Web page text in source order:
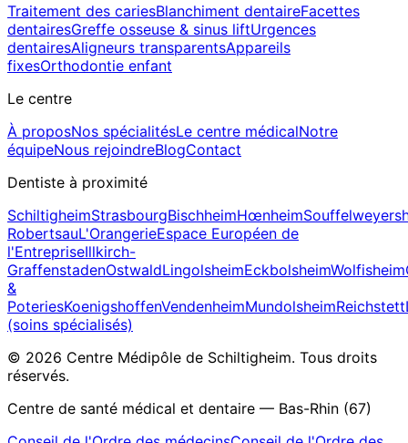
Traitement des cariesBlanchiment dentaireFacettes
dentairesGreffe osseuse & sinus liftUrgences
dentairesAligneurs transparentsAppareils
fixesOrthodontie enfant
Le centre
À proposNos spécialitésLe centre médicalNotre
équipeNous rejoindreBlogContact
Dentiste à proximité
SchiltigheimStrasbourgBischheimHœnheim
RobertsauL'OrangerieEspace Européen de
l'EntrepriseIllkirch-
GraffenstadenOstwaldLingolsheimEckbolsheimWolfisheim
&
PoteriesKoenigshoffenVendenheimMundolsheimReichstett
(soins spécialisés)
© 2026 Centre Médipôle de Schiltigheim. Tous droits
réservés.
Centre de santé médical et dentaire — Bas-Rhin (67)